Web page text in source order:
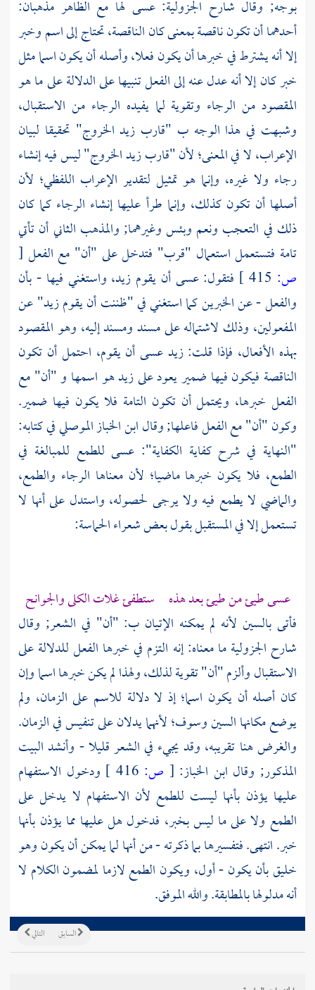
بوجه; وقال شارح الجزولية: عسى لها مع الظاهر مذهبان:
أحدهما أن تكون ناقصة بمعنى كان الناقصة، تحتاج إلى اسم وخبر
إلا أنه يشترط في خبرها أن يكون فعلا، وأصله أن يكون اسما مثل
خبر كان إلا أنه عدل عنه إلى الفعل تنبيها على الدلالة على ما هو
المقصود من الرجاء وتقوية لما يفيده الرجاء من الاستقبال،
وشبهت في هذا الوجه ب "قارب زيد الخروج" تحقيقا لبيان
الإعراب، لا في المعنى؛ لأن "قارب زيد الخروج" ليس فيه إنشاء
رجاء ولا غيره، وإنما هو تمثيل لتقدير الإعراب اللفظي؛ لأن
أصلها أن تكون كذلك، وإنما طرأ عليها إنشاء الرجاء كما كان
ذلك في التعجب ونعم وبئس وغيرهما; والمذهب الثاني أن تأتي
تامة فتستعمل استعمال "قرب" فتدخل على "أن" مع الفعل [
ص:
فتقول: عسى أن يقوم زيد، واستغني فيها - بأن
والفعل - عن الخبرين كما استغني في "ظننت أن يقوم زيد" عن
المفعولين، وذلك لاشتماله على مسند ومسند إليه، وهو المقصود
بهذه الأفعال، فإذا قلت: زيد عسى أن يقوم، احتمل أن تكون
الناقصة فيكون فيها ضمير يعود على زيد هو اسمها و "أن" مع
الفعل خبرها، ويحتمل أن تكون التامة فلا يكون فيها ضمير.
وكون "أن" مع الفعل فاعلها; وقالابن الخباز الموصليفي كتابه:
"النهاية في شرح كفاية الكفاية": عسى للطمع للمبالغة في
الطمع، فلا يكون خبرها ماضيا؛ لأن معناها الرجاء والطمع،
والماضي لا يطمع فيه ولا يرجى لحصوله، واستدل على أنها لا
تستعمل إلا في المستقبل بقول بعض شعراء الحماسة:
عسى طيئ من طيئ بعد هذه ستطفئ غلات الكلى والجوانح
فأتى بالسين لأنه لم يمكنه الإتيان ب: "أن" في الشعر; وقال
شارح الجزولية ما معناه: إنه التزم في خبرها الفعل للدلالة على
الاستقبال وألزم "أن" تقوية لذلك، ولهذا لم يكن خبرها اسما وإن
كان أصله أن يكون اسما؛ إذ لا دلالة للاسم على الزمان، ولم
يوضع مكانها السين وسوف؛ لأنهما يدلان على تنفيس في الزمان.
والغرض هنا تقريبه، وقد يجيء في الشعر قليلا - وأنشد البيت
المذكور; وقال ابن الخباز: [ ص:
ودخول الاستفهام
عليها يؤذن بأنها ليست للطمع لأن الاستفهام لا يدخل على
الطمع ولا على ما ليس بخبر، فدخول هل عليها مما يؤذن بأنها
خبر. انتهى. فتفسيرها بما ذكرته - من أنها لما يمكن أن يكون وهو
خليق بأن يكون - أول، ويكون الطمع لازما لمضمون الكلام لا
أنه مدلولها بالمطابقة. والله الموفق.
التالي السابق